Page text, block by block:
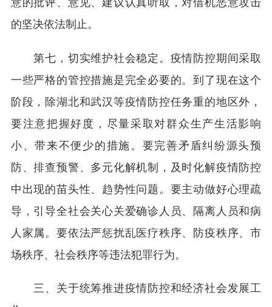
的坚决依法制止。
第七，切实维护社会稳定。疫情防控期间采取
一些严格的管控措施是完全必要的。到了现在这个
阶段，除湖北和武汉等疫情防控任务重的地区外，
要注意把握好度，尽量采取对群众生产生活影响
小、带来不便少的措施。要完善矛盾纠纷源头预
防、排查预警、多元化解机制，及时化解疫情防控
中出现的苗头性、趋势性问题。要主动做好心理疏
导，引导全社会关心关爱确诊人员、隔离人员和病
人家属。要依法严惩扰乱医疗秩序、防疫秩序、市
场秩序、社会秩序等违法犯罪行为。
三、关于统筹推进疫情防控和经济社会发展工